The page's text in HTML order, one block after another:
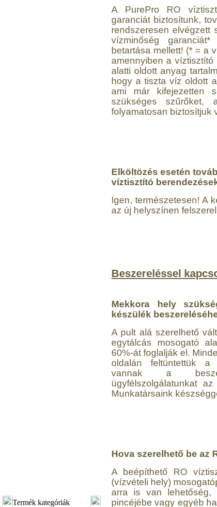
Termék kategóriák
A PurePro RO
garanciát biztosítunk,
rendszeresen elvégzett
vízminőség
betartása mellett! (* = a
amennyiben a
alatti oldott anyag
hogy a tiszta víz oldott
ami már kifejezetten
szükséges szűrőket,
folyamatosan biztosítjuk
Elköltözés esetén
víztisztító
Igen, természetesen! A
az új helyszínen
Beszereléssel
Mekkora hely
készülék
A pult alá szerelhető
egytálcás mosogató
60%-át foglalják el.
oldalán feltüntettük a
vannak a
ügyfélszolgálatunkat
Munkatársaink
Hova szerelhető be az
A beépíthető RO
(vízvételi hely)
arra is van
pincéjébe vagy egyéb